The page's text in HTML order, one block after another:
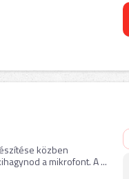
közben
a mikrofont. A ...